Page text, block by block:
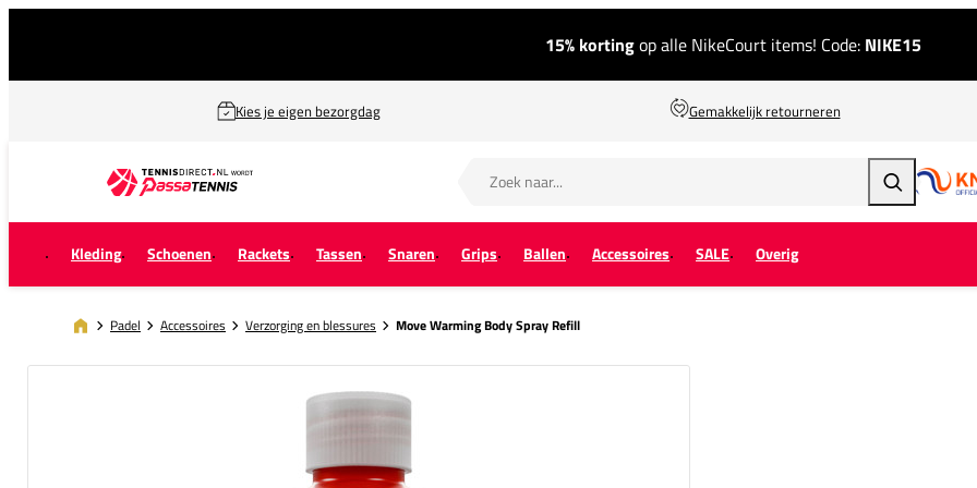
15% kortingop alle NikeCourt items! Code: NIKE15
Kies je eigen bezorgdag Gemakkelijk retourneren
Zoeken
Kleding Schoenen Rackets Tassen Snaren Grips Ballen Accessoires SALE Overig
Padel Accessoires Verzorging en blessures Move Warming Body Spray Refill